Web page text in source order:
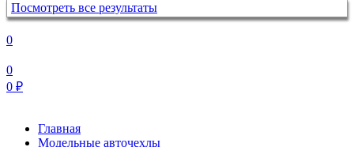
Посмотреть все результаты
0
0
0 ₽
Главная
Модельные авточехлы